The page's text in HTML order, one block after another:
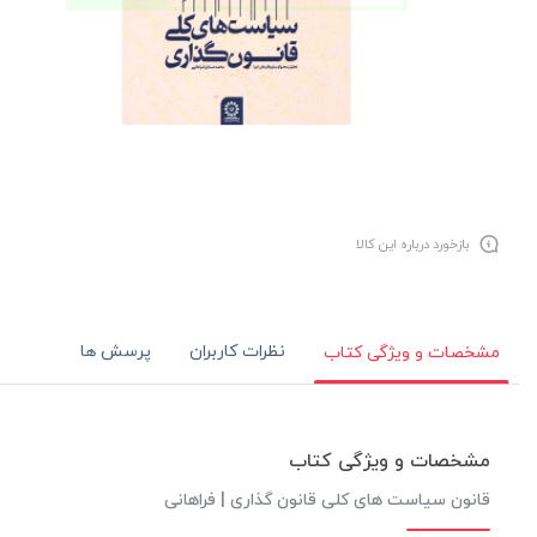
بازخورد درباره این کالا
مشخصات و ویژگی کتاب نظرات کاربران پرسش ها
مشخصات و ویژگی کتاب
قانون سیاست های کلی قانون گذاری | فراهانی